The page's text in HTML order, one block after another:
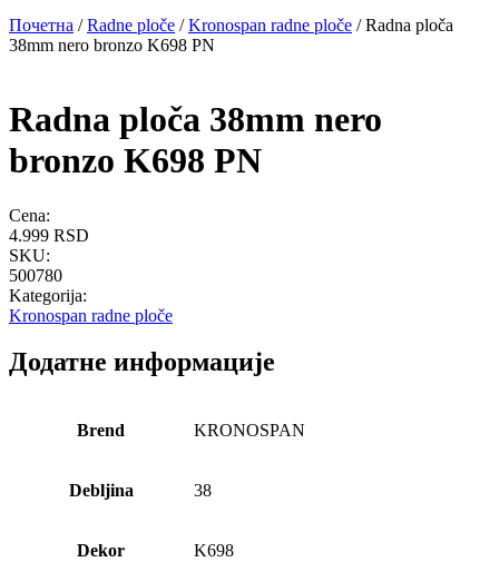
Почетна /Radne ploče /Kronospan radne ploče / Radna ploča
38mm nero bronzo K698 PN
Radna ploča 38mm nero
bronzo K698 PN
Cena:
4.999 RSD
SKU:
500780
Kategorija:
Kronospan radne ploče
Додатне информације
Brend KRONOSPAN
Debljina 38
Dekor K698